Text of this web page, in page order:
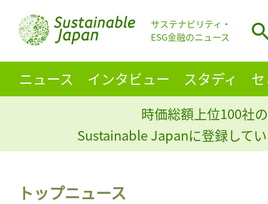
サステナビリティ・
ESG金融のニュース
ニュース インタビュー スタディ
時価総額上位100社
Sustainable Japanに登録して
トップニュース